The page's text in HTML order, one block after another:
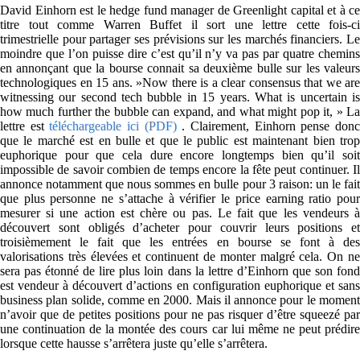
David Einhorn est le hedge fund manager de Greenlight capital et à ce
titre tout comme Warren Buffet il sort une lettre cette fois-ci
trimestrielle pour partager ses prévisions sur les marchés financiers. Le
moindre que l’on puisse dire c’est qu’il n’y va pas par quatre chemins
en annonçant que la bourse connait sa deuxième bulle sur les valeurs
technologiques en 15 ans. »Now there is a clear consensus that we are
witnessing our second tech bubble in 15 years. What is uncertain is
how much further the bubble can expand, and what might pop it, » La
lettre esttéléchargeable ici (PDF). Clairement, Einhorn pense donc
que le marché est en bulle et que le public est maintenant bien trop
euphorique pour que cela dure encore longtemps bien qu’il soit
impossible de savoir combien de temps encore la fête peut continuer. Il
annonce notamment que nous sommes en bulle pour 3 raison: un le fait
que plus personne ne s’attache à vérifier le price earning ratio pour
mesurer si une action est chère ou pas. Le fait que les vendeurs à
découvert sont obligés d’acheter pour couvrir leurs positions et
troisièmement le fait que les entrées en bourse se font à des
valorisations très élevées et continuent de monter malgré cela. On ne
sera pas étonné de lire plus loin dans la lettre d’Einhorn que son fond
est vendeur à découvert d’actions en configuration euphorique et sans
business plan solide, comme en 2000. Mais il annonce pour le moment
n’avoir que de petites positions pour ne pas risquer d’être squeezé par
une continuation de la montée des cours car lui même ne peut prédire
lorsque cette hausse s’arrêtera juste qu’elle s’arrêtera.